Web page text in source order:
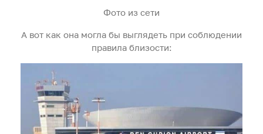
Фото из сети
А вот как она могла бы выглядеть при соблюдении
правила близости: